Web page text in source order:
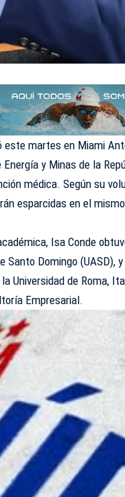
este martes en Miami
y Minas de la
médica. Según su
esparcidas en el
Isa Conde
Santo Domingo (UASD),
Universidad de Roma,
Empresarial.